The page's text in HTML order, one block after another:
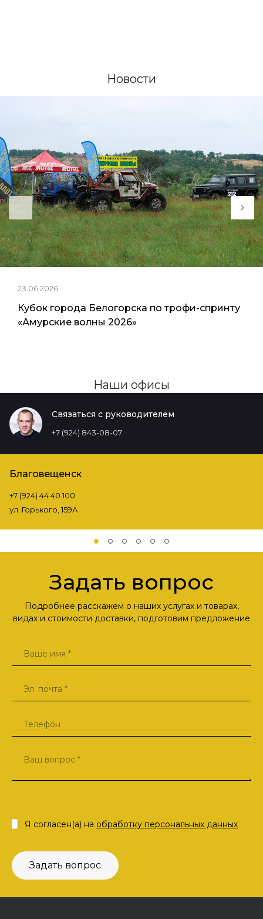
Новости
23.06.2026
Кубок города Белогорска по трофи-спринту
«Амурские волны 2026»
Наши офисы
Связаться с руководителем
+7 (924) 843-08-07
Благовещенск
+7 (924) 44 40 100
ул. Горького, 159А
Задать вопрос
Подробнее расскажем о наших услугах и товарах,
видах и стоимости доставки, подготовим предложение
Задать вопрос
Я согласен(а) на обработку персональных данных